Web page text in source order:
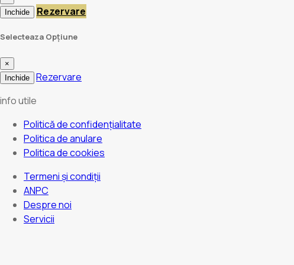
Inchide
Rezervare
Selecteaza Opțiune
×
Inchide
Rezervare
info utile
Politică de confidențialitate
Politica de anulare
Politica de cookies
Termeni și condiții
ANPC
Despre noi
Servicii